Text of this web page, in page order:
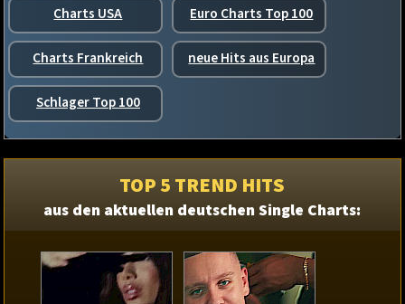
Charts USA Euro Charts Top 100
Charts Frankreich neue Hits aus Europa
Schlager Top 100
TOP 5 TREND HITS
aus den aktuellen deutschen Single Charts: